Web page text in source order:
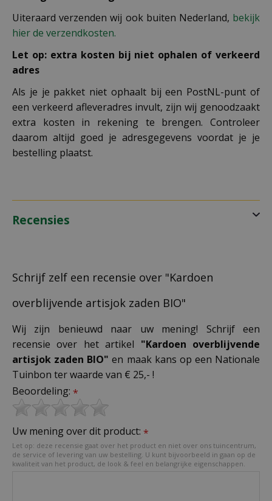
Uiteraard verzenden wij ook buiten Nederland, bekijk
hier de verzendkosten.
Let op: extra kosten bij niet ophalen of verkeerd
adres
Als je je pakket niet ophaalt bij een PostNL-punt of
een verkeerd afleveradres invult, zijn wij genoodzaakt
extra kosten in rekening te brengen. Controleer
daarom altijd goed je adresgegevens voordat je je
bestelling plaatst.
Recensies
Schrijf zelf een recensie over "Kardoen
overblijvende artisjok zaden BIO"
Wij zijn benieuwd naar uw mening! Schrijf een
recensie over het artikel "Kardoen overblijvende
artisjok zaden BIO" en maak kans op een Nationale
Tuinbon ter waarde van € 25,- !
Beoordeling: *
Uw mening over dit product: *
Let op: deze recensie gaat over het product en niet over ons tuincentrum,
de service of levering van uw bestelling. U kunt bijvoorbeeld in gaan op de
kwaliteit van het product, de look & feel en belangrijke eigenschappen.